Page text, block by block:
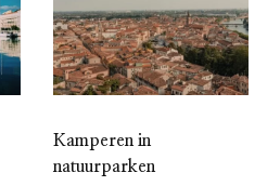
Kamperen in
natuurparken